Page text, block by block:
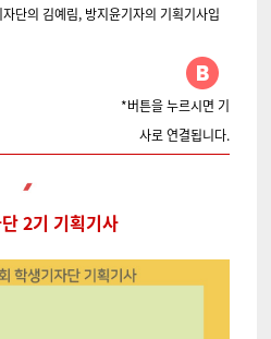
단의 김예림, 방지윤기자의 기획기사입
르시면 기
사로 연결됩니다.
2기 기획기사